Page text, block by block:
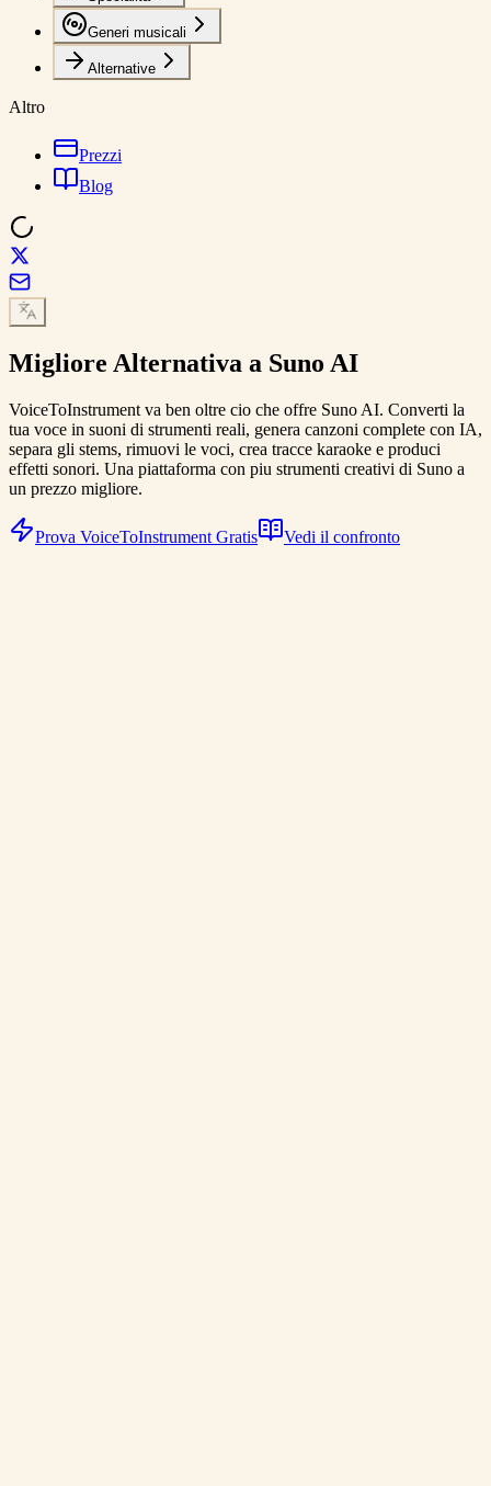
Generi musicali
Alternative
Altro
Prezzi
Blog
Migliore Alternativa a Suno AI
VoiceToInstrument va ben oltre cio che offre Suno AI. Converti la
tua voce in suoni di strumenti reali, genera canzoni complete con IA,
separa gli stems, rimuovi le voci, crea tracce karaoke e produci
effetti sonori. Una piattaforma con piu strumenti creativi di Suno a
un prezzo migliore.
Prova VoiceToInstrument Gratis Vedi il confronto